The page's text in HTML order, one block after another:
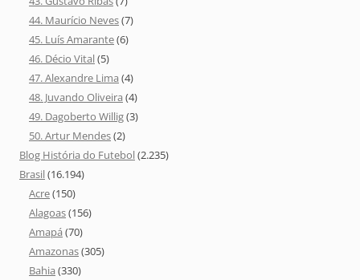
44. Maurício Neves(7)
45. Luís Amarante(6)
46. Décio Vital(5)
47. Alexandre Lima (4)
48. Juvando Oliveira (4)
49. Dagoberto Willig(3)
50. Artur Mendes(2)
Blog História do Futebol(2.235)
Brasil(16.194)
Acre(150)
Alagoas(156)
Amapá (70)
Amazonas(305)
Bahia (330)